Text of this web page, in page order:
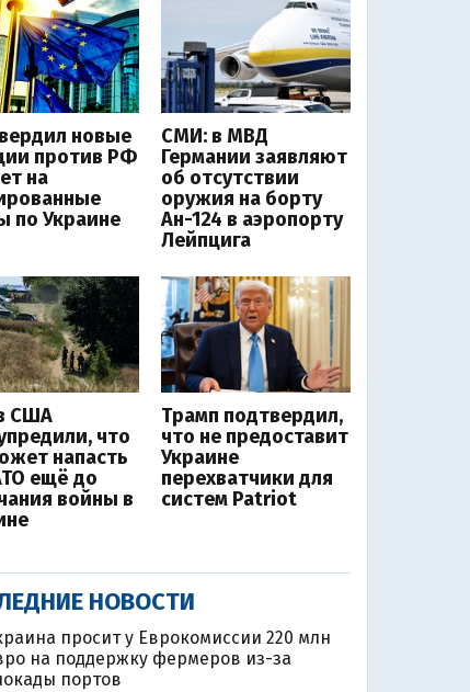
новые
против РФ
на
по Украине
СМИ: в МВД
Германии заявляют
об отсутствии
оружия на борту
Ан-124 в аэропорту
Лейпцига
США
что
напасть
ещё до
войны в
Трамп подтвердил,
что не предоставит
Украине
перехватчики для
систем Patriot
НОВОСТИ
просит у Еврокомиссии 220 млн
на поддержку фермеров из-за
портов